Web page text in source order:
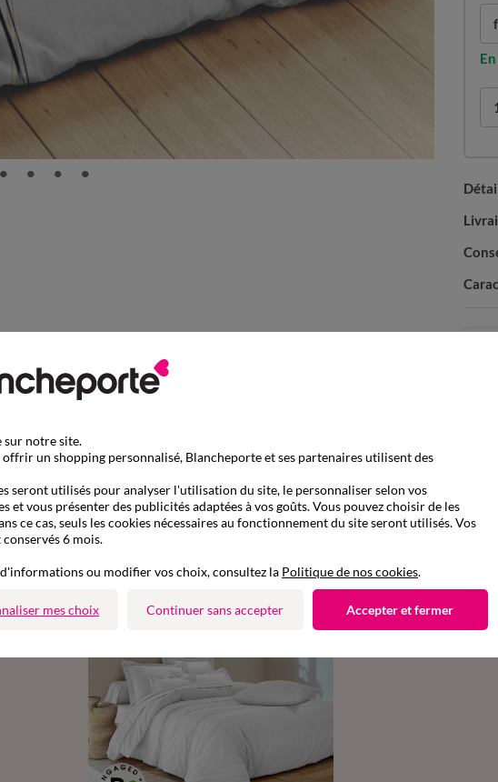
1
Complétez avec de l'uni
sur notre site.
offrir un shopping personnalisé, Blancheporte et ses partenaires utilisent des
seront utilisés pour analyser l'utilisation du site, le personnaliser selon vos
et vous présenter des publicités adaptées à vos goûts. Vous pouvez choisir de les
ce cas, seuls les cookies nécessaires au fonctionnement du site seront utilisés. Vos
6 mois.
ou modifier vos choix, consultez la Politique de nos cookies.
mes choix Continuer sans accepter Accepter et fermer